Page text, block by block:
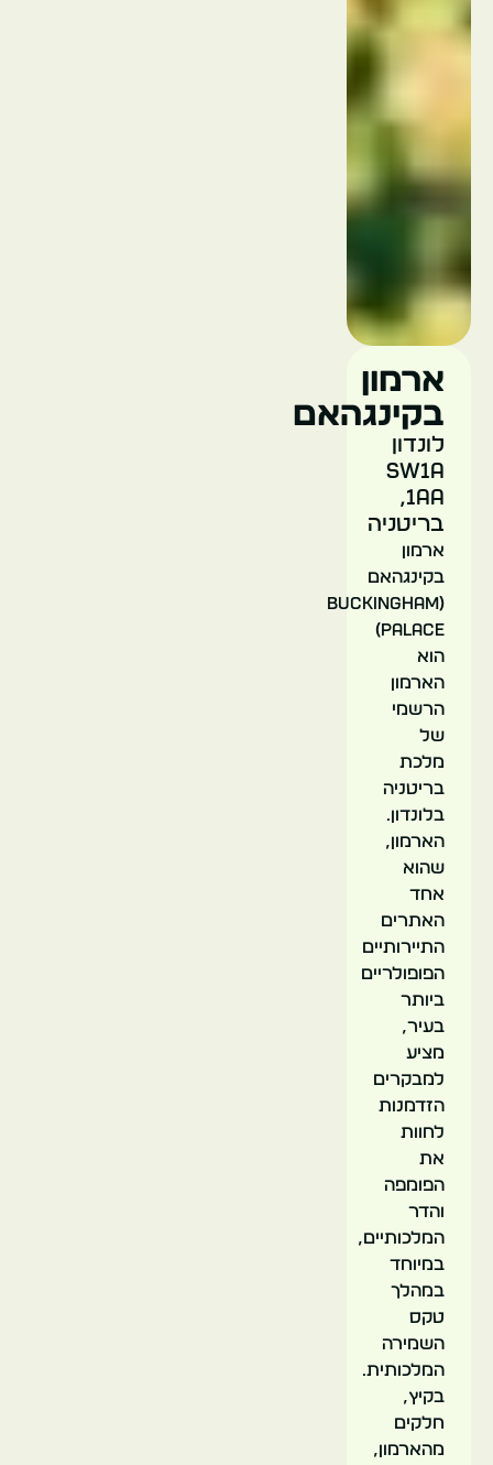
ארמון
בקינגהאם
לונדון
SW1A
1AA,
בריטניה
ארמון
בקינגהאם
(Buckingham
Palace)
הוא
הארמון
הרשמי
של
מלכת
בריטניה
בלונדון.
הארמון,
שהוא
אחד
האתרים
התיירותיים
הפופולריים
ביותר
בעיר,
מציע
למבקרים
הזדמנות
לחוות
את
הפומפה
והדר
המלכותיים,
במיוחד
במהלך
טקס
השמירה
המלכותית.
בקיץ,
חלקים
מהארמון,